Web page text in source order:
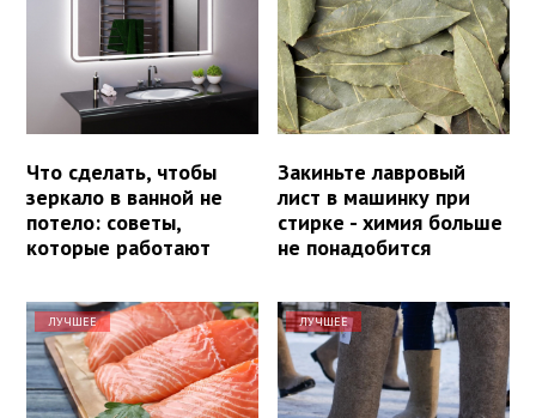
Что сделать, чтобы
зеркало в ванной не
потело: советы,
которые работают
Закиньте лавровый
лист в машинку при
стирке - химия больше
не понадобится
ЛУЧШЕЕ ЛУЧШЕЕ